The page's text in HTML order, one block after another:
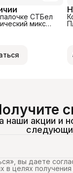
СТБел
микс
наши акции и
вы даете
в целях